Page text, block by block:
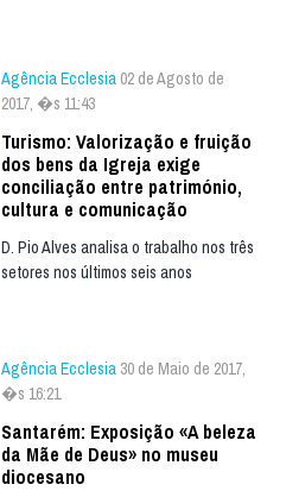
Agência Ecclesia 02 de Agosto de
2017, �s 11:43
Turismo: Valorização e fruição
dos bens da Igreja exige
conciliação entre património,
cultura e comunicação
D. Pio Alves analisa o trabalho nos três
setores nos últimos seis anos
Agência Ecclesia 30 de Maio de 2017,
�s 16:21
Santarém: Exposição «A beleza
da Mãe de Deus» no museu
diocesano